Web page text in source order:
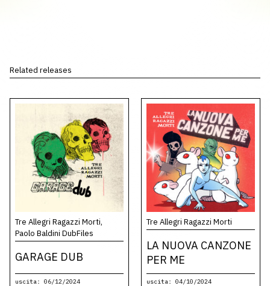
Related releases
Tre Allegri Ragazzi Morti,
Paolo Baldini DubFiles
GARAGE DUB
uscita: 06/12/2024
Tre Allegri Ragazzi Morti
LA NUOVA CANZONE
PER ME
uscita: 04/10/2024